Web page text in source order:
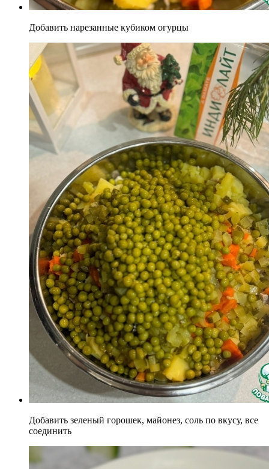
Добавить нарезанные кубиком огурцы
Добавить зеленый горошек, майонез, соль по вкусу, все
соединить